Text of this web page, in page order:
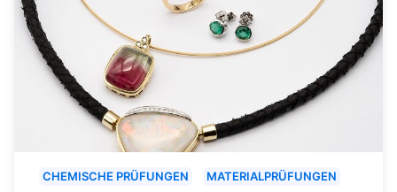
CHEMISCHE PRÜFUNGEN
MATERIALPRÜFUNGEN